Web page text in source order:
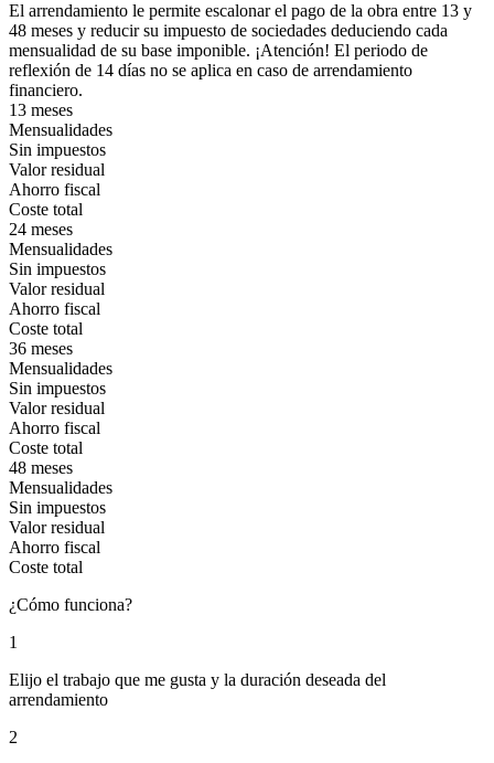
El arrendamiento le permite escalonar el pago de la obra entre 13 y
48 meses y reducir su impuesto de sociedades deduciendo cada
mensualidad de su base imponible. ¡Atención! El periodo de
reflexión de 14 días no se aplica en caso de arrendamiento
financiero.
13 meses
Mensualidades
Sin impuestos
Valor residual
Ahorro fiscal
Coste total
24 meses
Mensualidades
Sin impuestos
Valor residual
Ahorro fiscal
Coste total
36 meses
Mensualidades
Sin impuestos
Valor residual
Ahorro fiscal
Coste total
48 meses
Mensualidades
Sin impuestos
Valor residual
Ahorro fiscal
Coste total
¿Cómo funciona?
1
Elijo el trabajo que me gusta y la duración deseada del
arrendamiento
2